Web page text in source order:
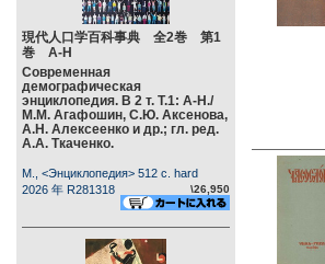
現代人口学百科事典 全2巻 第1
巻 А-Н
Современная
демографическая
энциклопедия. В 2 т. Т.1: А-Н./
М.М. Агафошин, С.Ю. Аксенова,
А.Н. Алексеенко и др.; гл. ред.
А.А. Ткаченко.
М., <Энциклопедия> 512 c. hard
2026 年 R281318
\26,950